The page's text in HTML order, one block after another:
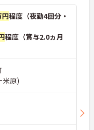
程度（夜勤4回分・
程度（賞与2.0ヵ月
米原)